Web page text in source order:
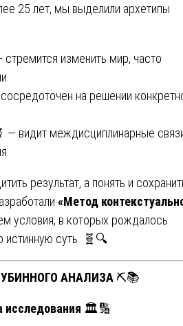
25 лет, мы выделили архетипы
стремится изменить мир, часто
на решении
— видит междисциплинарные
результат, а понять и
«Метод
условия, в которых рождалось
истинную суть. 🧬🔍
АНАЛИЗА ⛏️📚
исследования 🏛️🔢